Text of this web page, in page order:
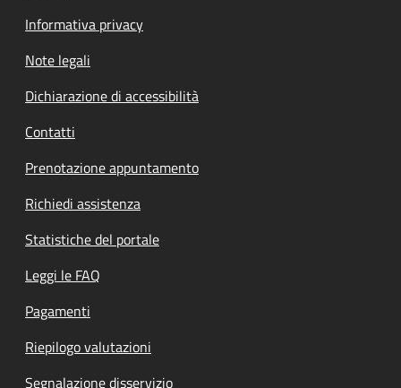
Informativa privacy
Note legali
Dichiarazione di accessibilità
Contatti
Prenotazione appuntamento
Richiedi assistenza
Statistiche del portale
Leggi le FAQ
Pagamenti
Riepilogo valutazioni
Segnalazione disservizio